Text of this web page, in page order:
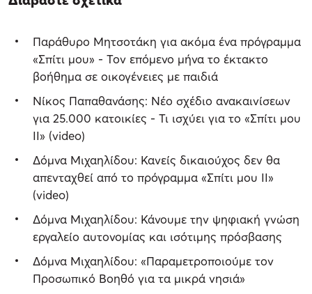
Παράθυρο Μητσοτάκη για ακόμα ένα πρόγραμμα
«Σπίτι μου» - Τον επόμενο μήνα το έκτακτο
βοήθημα σε οικογένειες με παιδιά
Νίκος Παπαθανάσης: Νέο σχέδιο ανακαινίσεων
για 25.000 κατοικίες - Τι ισχύει για το «Σπίτι μου
ΙΙ» (video)
Δόμνα Μιχαηλίδου: Κανείς δικαιούχος δεν θα
απενταχθεί από το πρόγραμμα «Σπίτι μου ΙΙ»
(video)
Δόμνα Μιχαηλίδου: Κάνουμε την ψηφιακή γνώση
εργαλείο αυτονομίας και ισότιμης πρόσβασης
Δόμνα Μιχαηλίδου: «Παραμετροποιούμε τον
Προσωπικό Βοηθό για τα μικρά νησιά»